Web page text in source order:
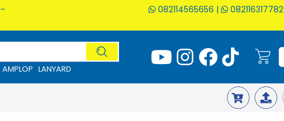
082114565656 | 082116317782
AMPLOP LANYARD